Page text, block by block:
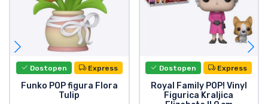
Dostopen Express
Funko POP figura Flora
Tulip
Dostopen Express
Royal Family POP! Vinyl
Figurica Kraljica